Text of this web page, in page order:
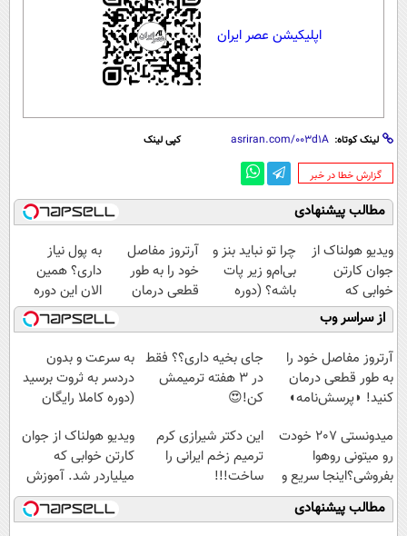
اپلیکیشن عصر ایران
لینک کوتاه: کپی لینک
‌گزارش خطا در خبر
مطالب پیشنهادی
ویدیو هولناک از
جوان کارتن
خوابی که
میلیاردر شد.
آموزش رایگان
چرا تو نباید بنز و
بی‌ام‌و زیر پات
باشه؟ (دوره
رایگان درآمد
میلیاردی)
آرتروز مفاصل
خود را به طور
قطعی درمان
کنید!
◗پرسش‌نامه◖
به پول نیاز
داری؟ همین
الان این دوره
رایگان رو شرکت
کن تا دیر نشده!
از سراسر وب
آرتروز مفاصل خود را
به طور قطعی درمان
کنید! ◗پرسش‌نامه◖
جای بخیه داری؟؟ فقط
در 3 هفته ترمیمش
کن!😍
به سرعت و بدون
دردسر به ثروت برسید
(دوره کاملا رایگان
میدونستی 207 خودت
رو میتونی روهوا
بفروشی؟اینجا سریع و
راحت بفروش
این دکتر شیرازی کرم
ترمیم زخم ایرانی را
ساخت!!!
ویدیو هولناک از جوان
کارتن خوابی که
میلیاردر شد. آموزش
رایگان
مطالب پیشنهادی